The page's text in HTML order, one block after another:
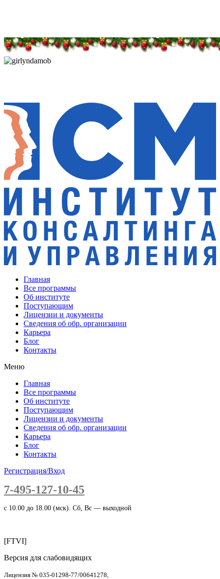
Главная
Все программы
Об институте
Поступающим
Лицензии и документы
Сведения об обр. организации
Карьера
Блог
Контакты
Меню
Главная
Все программы
Об институте
Поступающим
Лицензии и документы
Сведения об обр. организации
Карьера
Блог
Контакты
Регистрация/Вход
7-495-127-10-45
c 10.00 до 18.00 (мск). Сб, Вс — выходной
[FTVI]
Версия для слабовидящих
Лицензия № 035-01298-77/00641278,